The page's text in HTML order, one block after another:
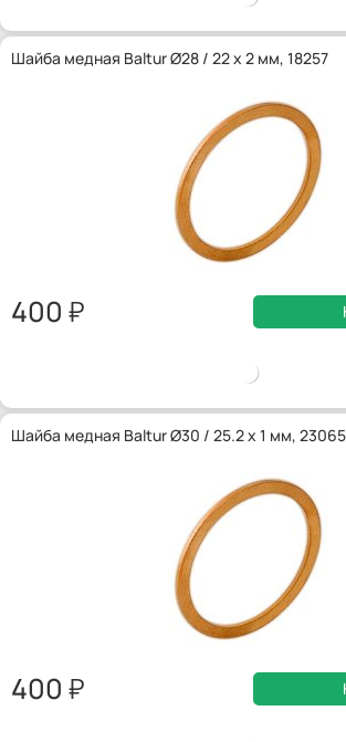
Шайба медная Baltur Ø28 / 22 x 2 мм, 18257
400
Шайба медная Baltur Ø30 / 25.2 x 1 мм, 23065
400